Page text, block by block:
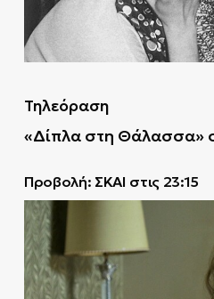
Τηλεόραση
«Δίπλα στη Θάλασσα»
Προβολή: ΣΚΑΙ στις 23:15